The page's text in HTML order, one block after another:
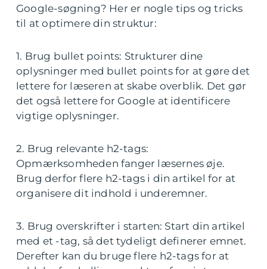
Google-søgning? Her er nogle tips og tricks
til at optimere din struktur:
1. Brug bullet points: Strukturer dine
oplysninger med bullet points for at gøre det
lettere for læseren at skabe overblik. Det gør
det også lettere for Google at identificere
vigtige oplysninger.
2. Brug relevante h2-tags:
Opmærksomheden fanger læsernes øje.
Brug derfor flere h2-tags i din artikel for at
organisere dit indhold i underemner.
3. Brug overskrifter i starten: Start din artikel
med et -tag, så det tydeligt definerer emnet.
Derefter kan du bruge flere h2-tags for at